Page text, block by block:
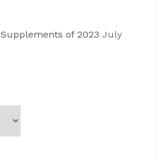
of 2023 July